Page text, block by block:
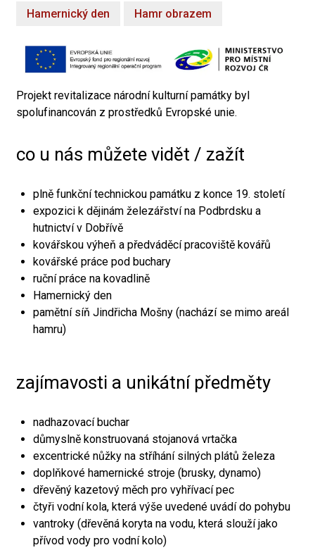
Hamernický den Hamr obrazem
Projekt revitalizace národní kulturní památky byl
spolufinancován z prostředků Evropské unie.
co u nás můžete vidět / zažít
plně funkční technickou památku z konce 19. století
expozici k dějinám železářství na Podbrdsku a
hutnictví v Dobřívě
kovářskou výheň a předváděcí pracoviště kovářů
kovářské práce pod buchary
ruční práce na kovadlině
Hamernický den
pamětní síň Jindřicha Mošny (nachází se mimo areál
hamru)
zajímavosti a unikátní předměty
nadhazovací buchar
důmyslně konstruovaná stojanová vrtačka
excentrické nůžky na stříhání silných plátů železa
doplňkové hamernické stroje (brusky, dynamo)
dřevěný kazetový měch pro vyhřívací pec
čtyři vodní kola, která výše uvedené uvádí do pohybu
vantroky (dřevěná koryta na vodu, která slouží jako
přívod vody pro vodní kolo)